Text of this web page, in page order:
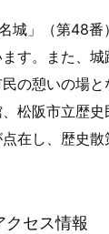
城」（第48
す。また、
の憩いの場
松阪市立歴
在し、歴史
クセス情報